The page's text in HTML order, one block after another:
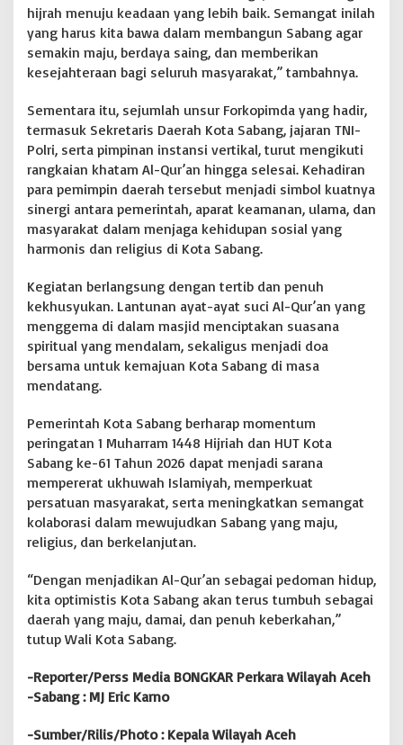
g
a
i
e
o
m
a
P
e
m
b
a
u
n
a
n
a
a
h
B
O
N
G
K
A
'
P
e
r
k
r
a
c
hijrah menuju keadaan yang lebih baik. Semangat inilah
yang harus kita bawa dalam membangun Sabang agar
semakin maju, berdaya saing, dan memberikan
kesejahteraan bagi seluruh masyarakat,” tambahnya.
Sementara itu, sejumlah unsur Forkopimda yang hadir,
termasuk Sekretaris Daerah Kota Sabang, jajaran TNI-
Polri, serta pimpinan instansi vertikal, turut mengikuti
rangkaian khatam Al-Qur’an hingga selesai. Kehadiran
para pemimpin daerah tersebut menjadi simbol kuatnya
sinergi antara pemerintah, aparat keamanan, ulama, dan
masyarakat dalam menjaga kehidupan sosial yang
harmonis dan religius di Kota Sabang.
Kegiatan berlangsung dengan tertib dan penuh
kekhusyukan. Lantunan ayat-ayat suci Al-Qur’an yang
menggema di dalam masjid menciptakan suasana
spiritual yang mendalam, sekaligus menjadi doa
bersama untuk kemajuan Kota Sabang di masa
mendatang.
Pemerintah Kota Sabang berharap momentum
peringatan 1 Muharram 1448 Hijriah dan HUT Kota
Sabang ke-61 Tahun 2026 dapat menjadi sarana
mempererat ukhuwah Islamiyah, memperkuat
persatuan masyarakat, serta meningkatkan semangat
kolaborasi dalam mewujudkan Sabang yang maju,
religius, dan berkelanjutan.
“Dengan menjadikan Al-Qur’an sebagai pedoman hidup,
kita optimistis Kota Sabang akan terus tumbuh sebagai
daerah yang maju, damai, dan penuh keberkahan,”
tutup Wali Kota Sabang.
-Reporter/Perss Media BONGKAR Perkara Wilayah Aceh
-Sabang : MJ Eric Karno
-Sumber/Rilis/Photo : Kepala Wilayah Aceh